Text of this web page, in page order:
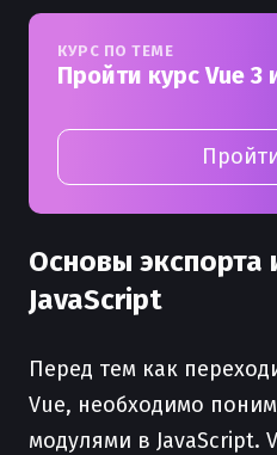
КУРС ПО ТЕМЕ
Пройти курс Vue 3
Основы экспорта
JavaScript
Перед тем как
Vue, необходимо
модулями в JavaScript.